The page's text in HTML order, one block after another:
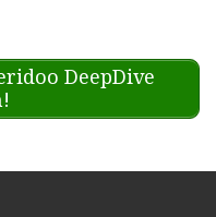
DeepDive